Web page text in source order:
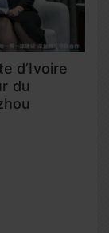
d’Ivoire
du